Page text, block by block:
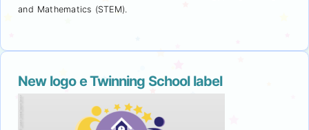
and Mathematics (STEM).
New logo e Twinning School label